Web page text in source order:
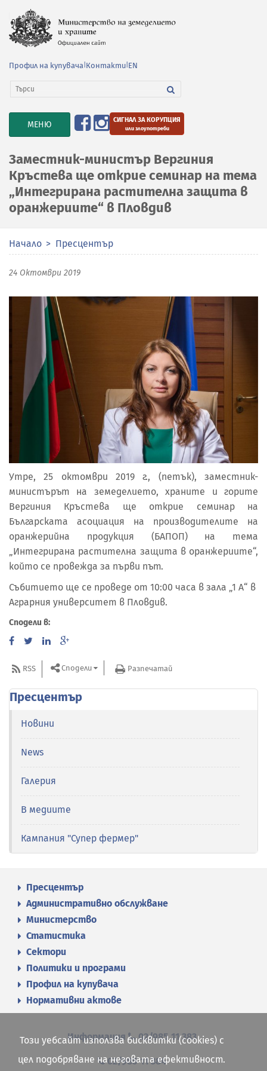
Профил на купувача Контакти EN
TOGGLE
NAVIGATION
МЕНЮ СИГНАЛ ЗА КОРУПЦИЯ
или злоупотреби
Заместник-министър Вергиния
Кръстева ще открие семинар на тема
„Интегрирана растителна защита в
оранжериите“ в Пловдив
Начало Пресцентър
24 Октомври 2019
Утре, 25 октомври 2019 г., (петък), заместник-
министърът на земеделието, храните и горите
Вергиния Кръстева ще открие семинар на
Българската асоциация на производителите на
оранжерийна продукция (БАПОП) на тема
„Интегрирана растителна защита в оранжериите“,
който се провежда за първи път.
Събитието ще се проведе от 10:00 часа в зала „1 А“ в
Аграрния университет в Пловдив.
Сподели в:
RSS Сподели Разпечатай
Пресцентър
Новини
News
Галерия
В медиите
Кампания "Супер фермер"
Пресцентър
Административно обслужване
Министерство
Статистика
Сектори
Политики и програми
Профил на купувача
Нормативни актове
Информация 02/985 11 383
02/985 11 384
Този уебсайт използва бисквитки (cookies) с
цел подобряване на неговата ефективност.